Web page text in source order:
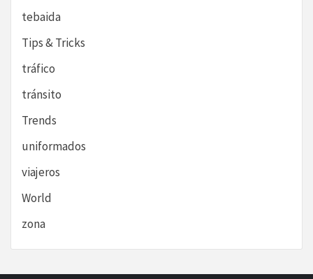
tebaida
Tips & Tricks
tráfico
tránsito
Trends
uniformados
viajeros
World
zona